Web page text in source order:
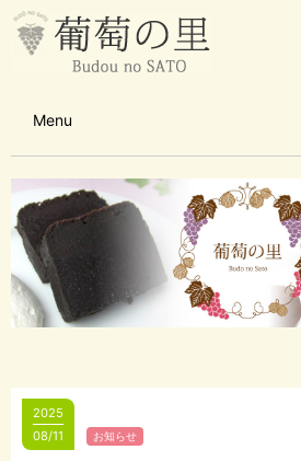
Menu
2025
08/11
お知らせ